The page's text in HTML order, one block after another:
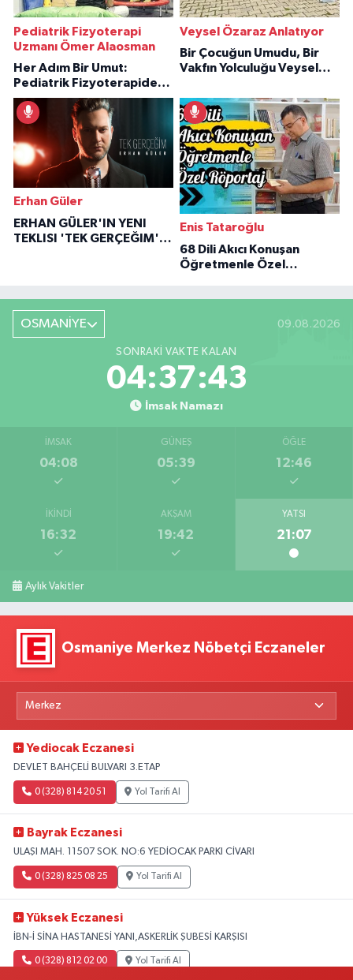
Pediatrik Fizyoterapi
Uzmanı Ömer Alaosman
Her Adım Bir Umut:
Pediatrik Fizyoterapiden
İlham Veren Hikâyeler
Veysel Özaraz Anlatıyor
Bir Çocuğun Umudu, Bir
Vakfın Yolculuğu Veysel
Erhan Güler
ERHAN GÜLER'IN YENI
TEKLISI 'TEK GERÇEĞIM'LE
Enis Tataroğlu
68 Dili Akıcı Konuşan
Öğretmenle Özel
OSMANİYE 09.08.2026
SONRAKI VAKTE KALAN
04:37:42
İmsak Namazı
İMSAK
04:08
GÜNEŞ
05:39
ÖĞLE
12:46
İKINDI
16:32
AKŞAM
19:42
YATSI
21:07
Aylık Vakitler
Osmaniye Merkez Nöbetçi Eczaneler
Yediocak Eczanesi
DEVLET BAHÇELİ BULVARI 3.ETAP
0 (328) 814 20 51 Yol Tarifi Al
Bayrak Eczanesi
ULAŞI MAH. 11507 SOK. NO:6 YEDİOCAK PARKI CİVARI
0 (328) 825 08 25 Yol Tarifi Al
Yüksek Eczanesi
İBN-İ SİNA HASTANESİ YANI,ASKERLİK ŞUBESİ KARŞISI
0 (328) 812 02 00 Yol Tarifi Al